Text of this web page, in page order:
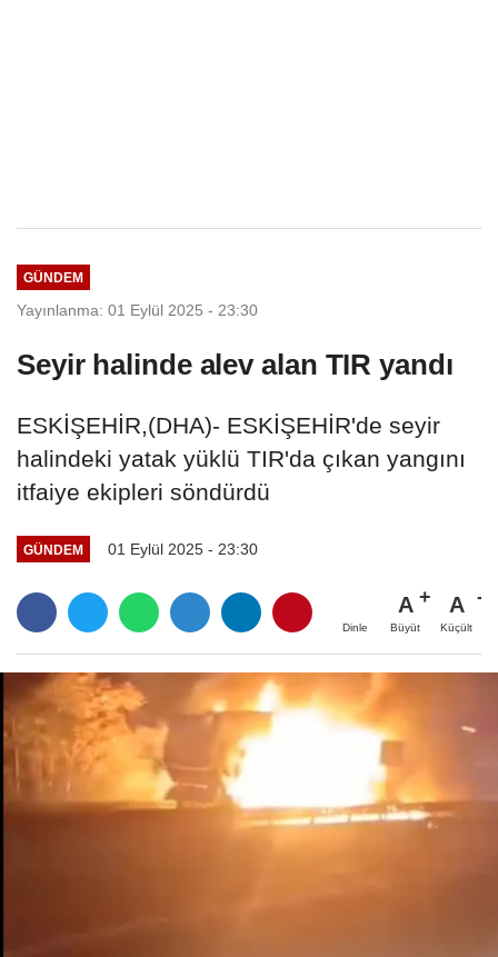
GÜNDEM
Yayınlanma: 01 Eylül 2025 - 23:30
Seyir halinde alev alan TIR yandı
ESKİŞEHİR,(DHA)- ESKİŞEHİR'de seyir
halindeki yatak yüklü TIR'da çıkan yangını
itfaiye ekipleri söndürdü
GÜNDEM 01 Eylül 2025 - 23:30
Dinle
A
Büyüt
A
Küçült